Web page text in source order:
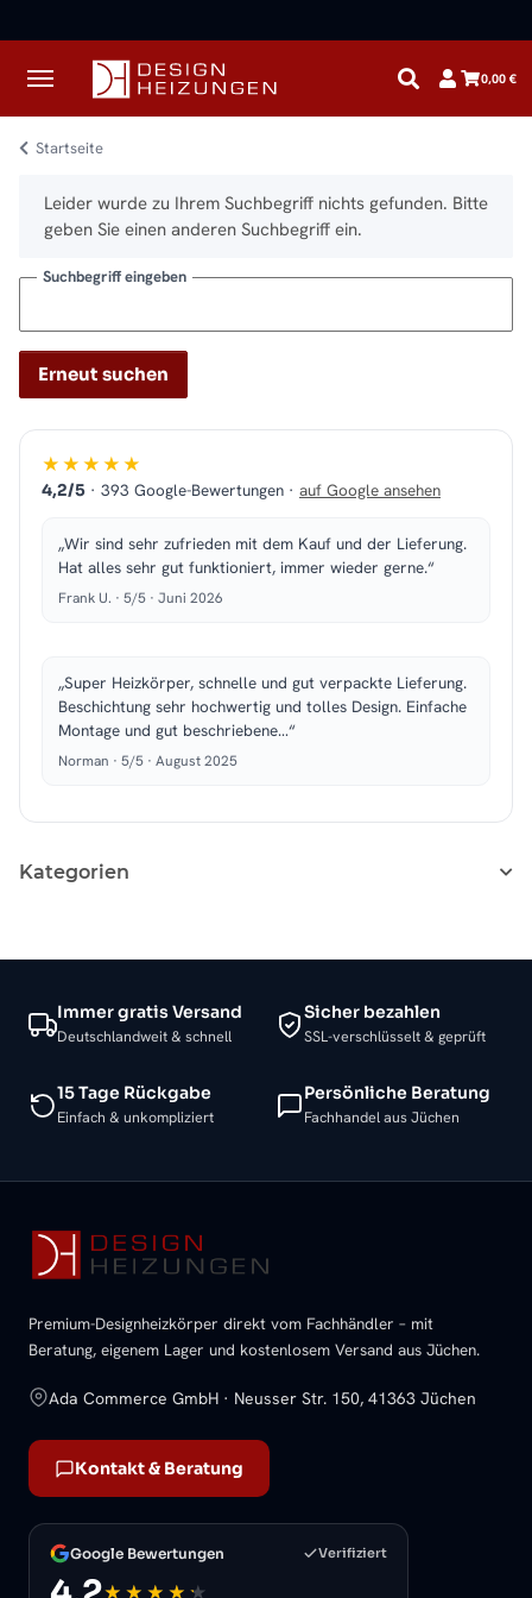
0,00 €
Startseite
x
Leider wurde zu Ihrem Suchbegriff nichts gefunden. Bitte
geben Sie einen anderen Suchbegriff ein.
Suchbegriff eingeben
Erneut suchen
★★★★★
4,2/5 · 393 Google-Bewertungen · auf Google ansehen
„Wir sind sehr zufrieden mit dem Kauf und der Lieferung.
Hat alles sehr gut funktioniert, immer wieder gerne.“
Frank U. · 5/5 · Juni 2026
„Super Heizkörper, schnelle und gut verpackte Lieferung.
Beschichtung sehr hochwertig und tolles Design. Einfache
Montage und gut beschriebene…“
Norman · 5/5 · August 2025
Kategorien
Immer gratis Versand
Deutschlandweit & schnell
Sicher bezahlen
SSL-verschlüsselt & geprüft
15 Tage Rückgabe
Einfach & unkompliziert
Persönliche Beratung
Fachhandel aus Jüchen
Premium-Designheizkörper direkt vom Fachhändler – mit
Beratung, eigenem Lager und kostenlosem Versand aus Jüchen.
Ada Commerce GmbH · Neusser Str. 150, 41363 Jüchen
Kontakt & Beratung
Google Bewertungen Verifiziert